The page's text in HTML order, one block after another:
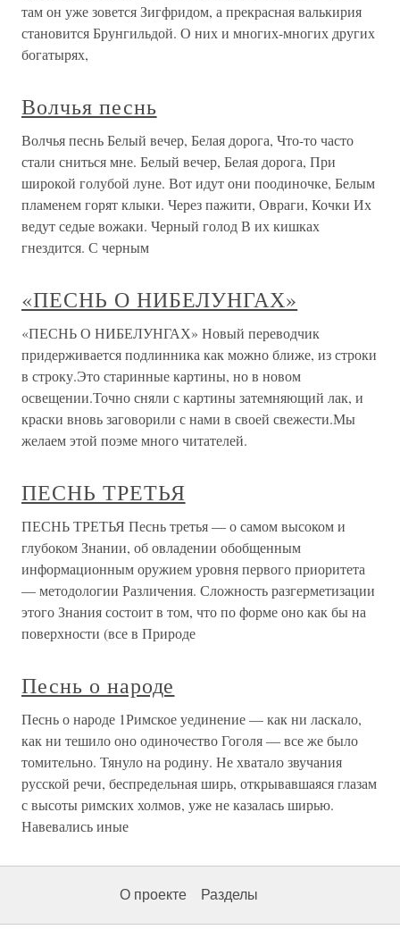
там он уже зовется Зигфридом, а прекрасная валькирия
становится Брунгильдой. О них и многих-многих других
богатырях,
Волчья песнь
Волчья песнь Белый вечер, Белая дорога, Что-то часто
стали сниться мне. Белый вечер, Белая дорога, При
широкой голубой луне. Вот идут они поодиночке, Белым
пламенем горят клыки. Через пажити, Овраги, Кочки Их
ведут седые вожаки. Черный голод В их кишках
гнездится. С черным
«ПЕСНЬ О НИБЕЛУНГАХ»
«ПЕСНЬ О НИБЕЛУНГАХ» Новый переводчик
придерживается подлинника как можно ближе, из строки
в строку.Это старинные картины, но в новом
освещении.Точно сняли с картины затемняющий лак, и
краски вновь заговорили с нами в своей свежести.Мы
желаем этой поэме много читателей.
ПЕСНЬ ТРЕТЬЯ
ПЕСНЬ ТРЕТЬЯ Песнь третья — о самом высоком и
глубоком Знании, об овладении обобщенным
информационным оружием уровня первого приоритета
— методологии Различения. Сложность разгерметизации
этого Знания состоит в том, что по форме оно как бы на
поверхности (все в Природе
Песнь о народе
Песнь о народе 1Римское уединение — как ни ласкало,
как ни тешило оно одиночество Гоголя — все же было
томительно. Тянуло на родину. Не хватало звучания
русской речи, беспредельная ширь, открывавшаяся глазам
с высоты римских холмов, уже не казалась ширью.
Навевались иные
О проекте Разделы